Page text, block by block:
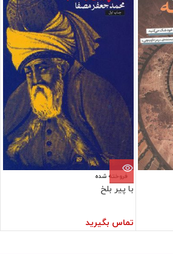
فروخته شده
با پیر بلخ
تماس بگیرید